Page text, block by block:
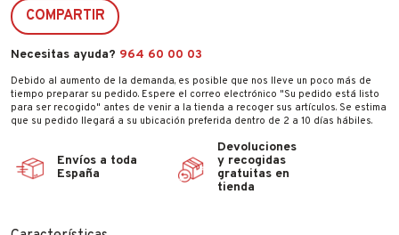
COMPARTIR
Necesitas ayuda? 964 60 00 03
Debido al aumento de la demanda, es posible que nos lleve un poco más de
tiempo preparar su pedido. Espere el correo electrónico "Su pedido está listo
para ser recogido" antes de venir a la tienda a recoger sus artículos. Se estima
que su pedido llegará a su ubicación preferida dentro de 2 a 10 días hábiles.
Envíos a toda
España
Devoluciones
y recogidas
gratuitas en
tienda